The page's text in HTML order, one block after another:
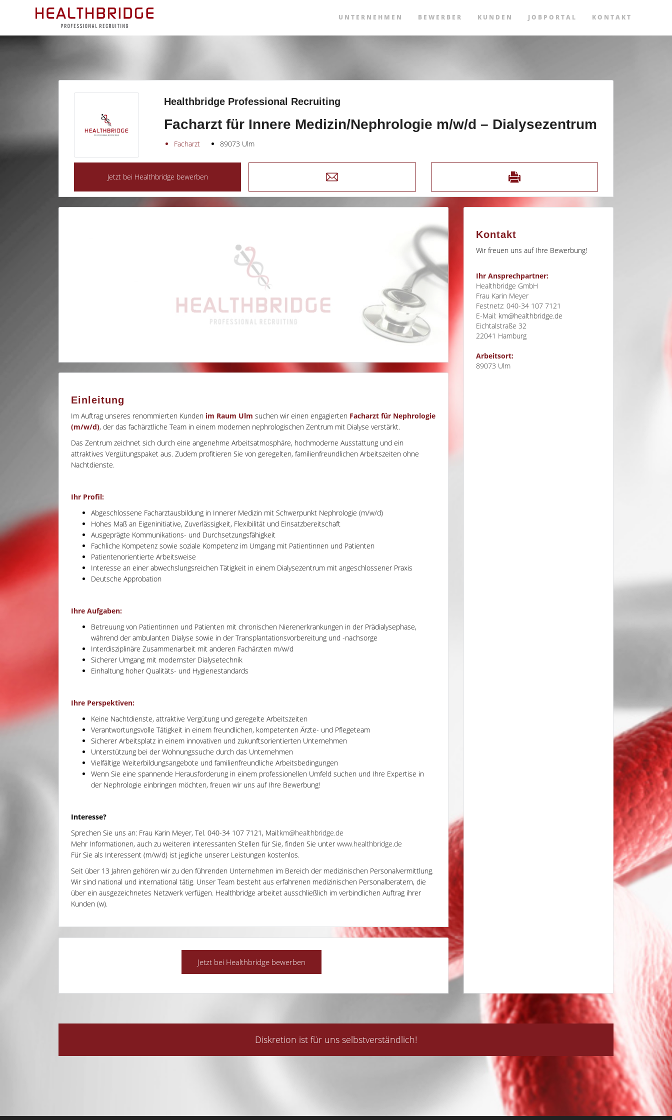
UNTERNEHMEN BEWERBER KUNDEN JOBPORTAL KONTAKT
Healthbridge Professional Recruiting
Facharzt für Innere Medizin/Nephrologie m/w/d – Dialysezentrum
Facharzt 89073 Ulm
Einleitung
Im Auftrag unseres renommierten Kunden im Raum Ulm suchen wir einen engagierten Facharzt für Nephrologie
(m/w/d), der das fachärztliche Team in einem modernen nephrologischen Zentrum mit Dialyse verstärkt.
Das Zentrum zeichnet sich durch eine angenehme Arbeitsatmosphäre, hochmoderne Ausstattung und ein
attraktives Vergütungspaket aus. Zudem profitieren Sie von geregelten, familienfreundlichen Arbeitszeiten ohne
Nachtdienste.
Ihr Profil:
Abgeschlossene Facharztausbildung in Innerer Medizin mit Schwerpunkt Nephrologie (m/w/d)
Hohes Maß an Eigeninitiative, Zuverlässigkeit, Flexibilität und Einsatzbereitschaft
Ausgeprägte Kommunikations- und Durchsetzungsfähigkeit
Fachliche Kompetenz sowie soziale Kompetenz im Umgang mit Patientinnen und Patienten
Patientenorientierte Arbeitsweise
Interesse an einer abwechslungsreichen Tätigkeit in einem Dialysezentrum mit angeschlossener Praxis
Deutsche Approbation
Ihre Aufgaben:
Betreuung von Patientinnen und Patienten mit chronischen Nierenerkrankungen in der Prädialysephase,
während der ambulanten Dialyse sowie in der Transplantationsvorbereitung und -nachsorge
Interdisziplinäre Zusammenarbeit mit anderen Fachärzten m/w/d
Sicherer Umgang mit modernster Dialysetechnik
Einhaltung hoher Qualitäts- und Hygienestandards
Ihre Perspektiven:
Keine Nachtdienste, attraktive Vergütung und geregelte Arbeitszeiten
Verantwortungsvolle Tätigkeit in einem freundlichen, kompetenten Ärzte- und Pflegeteam
Sicherer Arbeitsplatz in einem innovativen und zukunftsorientierten Unternehmen
Unterstützung bei der Wohnungssuche durch das Unternehmen
Vielfältige Weiterbildungsangebote und familienfreundliche Arbeitsbedingungen
Wenn Sie eine spannende Herausforderung in einem professionellen Umfeld suchen und Ihre Expertise in
der Nephrologie einbringen möchten, freuen wir uns auf Ihre Bewerbung!
Interesse?
Sprechen Sie uns an: Frau Karin Meyer, Tel. 040-34 107 7121, Mail:km@healthbridge.de
Mehr Informationen, auch zu weiteren interessanten Stellen für Sie, finden Sie unter www.healthbridge.de
Für Sie als Interessent (m/w/d) ist jegliche unserer Leistungen kostenlos.
Seit über 13 Jahren gehören wir zu den führenden Unternehmen im Bereich der medizinischen Personalvermittlung.
Wir sind national und international tätig. Unser Team besteht aus erfahrenen medizinischen Personalberatern, die
über ein ausgezeichnetes Netzwerk verfügen. Healthbridge arbeitet ausschließlich im verbindlichen Auftrag ihrer
Kunden (w).
Kontakt
Wir freuen uns auf Ihre Bewerbung!
Ihr Ansprechpartner:
Healthbridge GmbH
Frau Karin Meyer
Festnetz: 040-34 107 7121
E-Mail: km@healthbridge.de
Eichtalstraße 32
22041 Hamburg
Arbeitsort:
89073 Ulm
Diskretion ist für uns selbstverständlich!